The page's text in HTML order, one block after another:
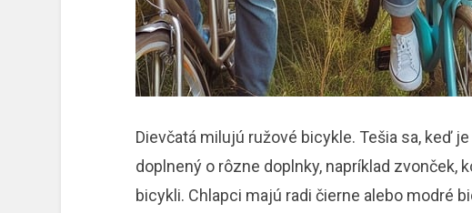
Dievčatá milujú ružové bicykle. Tešia sa, keď
doplnený o rôzne doplnky, napríklad zvonček,
bicykli. Chlapci majú radi čierne alebo modré